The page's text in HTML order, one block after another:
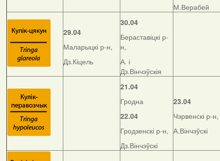
М.Верабей
29.04
Маларыцкі р-н,
Дз.Кіцель
30.04
Бераставіцкі р-
н,
А. і
Дз.Вінчэўскія
21.04
Гродна
22.04
Гродзенскі р-н,
Дз.Вінчэўскі
23.04
Чэрвенскі р-н,
А.Вінчэўскі